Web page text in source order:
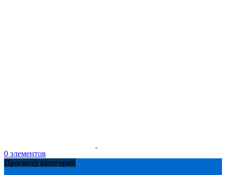
0 элементов
Просмотр категорий